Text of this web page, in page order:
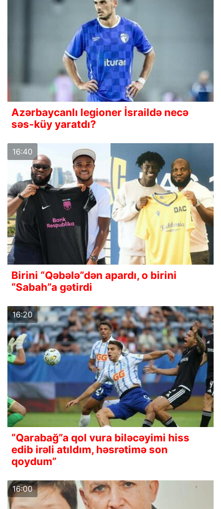
Azərbaycanlı legioner İsraildə necə
səs-küy yaratdı?
16:40
Birini “Qəbələ”dən apardı, o birini
“Sabah”a gətirdi
16:20
“Qarabağ”a qol vura biləcəyimi hiss
edib irəli atıldım, həsrətimə son
qoydum”
16:00